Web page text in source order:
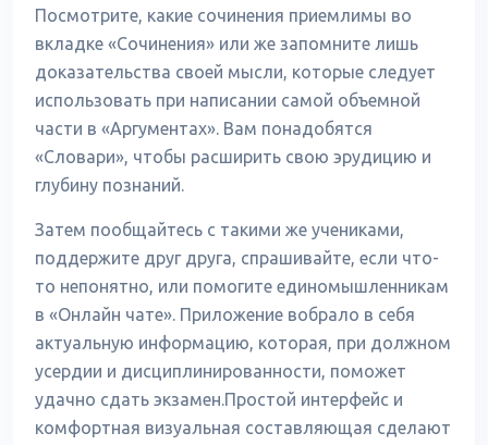
Посмотрите, какие сочинения приемлимы во
вкладке «Сочинения» или же запомните лишь
доказательства своей мысли, которые следует
использовать при написании самой объемной
части в «Аргументах». Вам понадобятся
«Словари», чтобы расширить свою эрудицию и
глубину познаний.
Затем пообщайтесь с такими же учениками,
поддержите друг друга, спрашивайте, если что-
то непонятно, или помогите единомышленникам
в «Онлайн чате». Приложение вобрало в себя
актуальную информацию, которая, при должном
усердии и дисциплинированности, поможет
удачно сдать экзамен.Простой интерфейс и
комфортная визуальная составляющая сделают